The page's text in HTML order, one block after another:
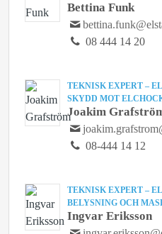
Bettina Funk
08 444 14 20
TEKNISK EXPERT –
SKYDD MOT
Joakim
08-444 14 12
TEKNISK EXPERT –
BELYSNING OCH
Ingvar Eriksson